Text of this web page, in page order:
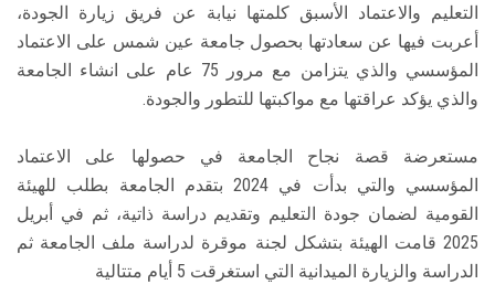
التعليم والاعتماد الأسبق كلمتها نيابة عن فريق زيارة الجودة،
أعربت فيها عن سعادتها بحصول جامعة عين شمس على الاعتماد
المؤسسي والذي يتزامن مع مرور 75 عام على انشاء الجامعة
والذي يؤكد عراقتها مع مواكبتها للتطور والجودة.
مستعرضة قصة نجاح الجامعة في حصولها على الاعتماد
المؤسسي والتي بدأت في 2024 بتقدم الجامعة بطلب للهيئة
القومية لضمان جودة التعليم وتقديم دراسة ذاتية، ثم في أبريل
2025 قامت الهيئة بتشكل لجنة موقرة لدراسة ملف الجامعة ثم
الدراسة والزيارة الميدانية التي استغرقت 5 أيام متتالية